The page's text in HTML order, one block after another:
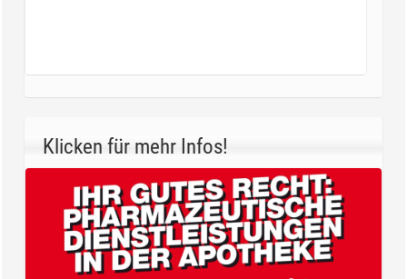
Klicken für mehr Infos!